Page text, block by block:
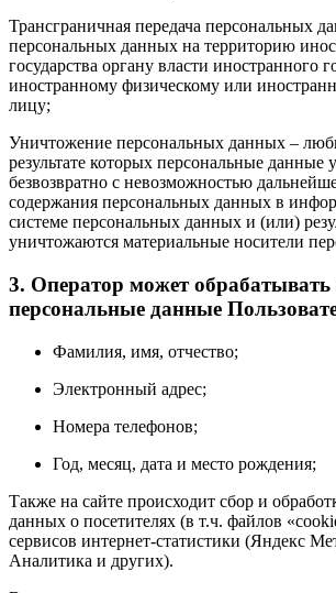
Трансграничная передача персональных
персональных данных на территорию
государства органу власти иностранного
иностранному физическому или
лицу;
Уничтожение персональных данных –
результате которых персональные данные
безвозвратно с невозможностью
содержания персональных данных в
системе персональных данных и (или)
уничтожаются материальные носители
3. Оператор может
персональные данные
Фамилия, имя, отчество;
Электронный адрес;
Номера телефонов;
Год, месяц, дата и место рождения;
Также на сайте происходит сбор и
данных о посетителях (в т.ч. файлов
сервисов интернет-статистики (Яндекс
Аналитика и других).